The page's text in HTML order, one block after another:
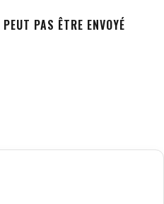
PAS ÊTRE ENVOYÉ